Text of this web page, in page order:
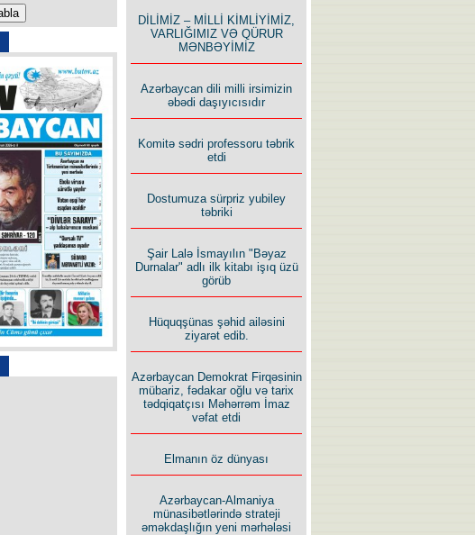
Rusiyanın süqutunu qaçılmaz
edən beş şərt
DİLİMİZ – MİLLİ KİMLİYİMİZ,
VARLIĞIMIZ VƏ QÜRUR
MƏNBƏYİMİZ
Azərbaycan dili milli irsimizin
əbədi daşıyıcısıdır
Komitə sədri professoru təbrik
etdi
Dostumuza sürpriz yubiley
təbriki
Şair Lalə İsmayılın "Bəyaz
Durnalar" adlı ilk kitabı işıq üzü
görüb
Hüquqşünas şəhid ailəsini
ziyarət edib.
Azərbaycan Demokrat Firqəsinin
mübariz, fədakar oğlu və tarix
tədqiqatçısı Məhərrəm İmaz
vəfat etdi
Elmanın öz dünyası
Azərbaycan-Almaniya
münasibətlərində strateji
əməkdaşlığın yeni mərhələsi